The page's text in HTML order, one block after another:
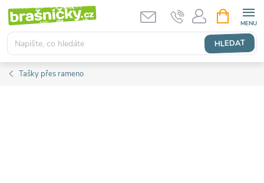
Přejít
obsah
HLEDAT
NÁKUPNÍ
KOŠÍK
Tašky přes rameno